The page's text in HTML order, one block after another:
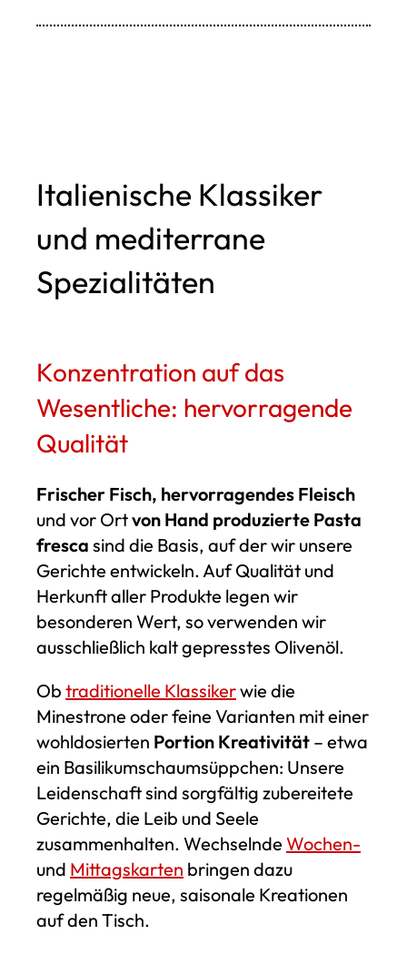
Italienische Klassiker
und mediterrane
Spezialitäten
Konzentration auf das
Wesentliche: hervorragende
Qualität
Frischer Fisch, hervorragendes Fleisch
und vor Ortvon Hand produzierte Pasta
fresca sind die Basis, auf der wir unsere
Gerichte entwickeln. Auf Qualität und
Herkunft aller Produkte legen wir
besonderen Wert, so verwenden wir
ausschließlich kalt gepresstes Olivenöl.
Ob traditionelle Klassikerwie die
Minestrone oder feine Varianten mit einer
wohldosierten Portion Kreativität – etwa
ein Basilikumschaumsüppchen: Unsere
Leidenschaft sind sorgfältig zubereitete
Gerichte, die Leib und Seele
zusammenhalten. Wechselnde Wochen-
und Mittagskarten bringen dazu
regelmäßig neue, saisonale Kreationen
auf den Tisch.